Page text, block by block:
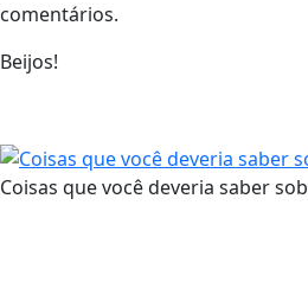
comentários.
Beijos!
Coisas que você deveria saber